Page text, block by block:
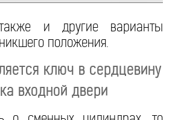
и другие варианты
положения.
ключ в сердцевину
входной двери